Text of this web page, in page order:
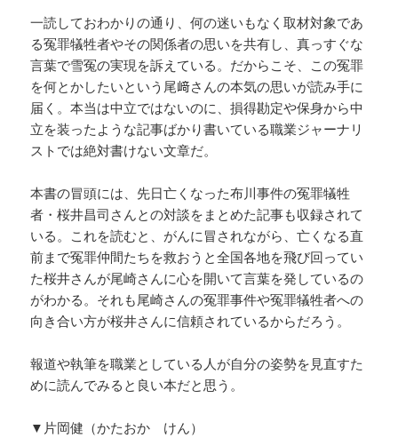
一読しておわかりの通り、何の迷いもなく取材対象であ
る冤罪犠牲者やその関係者の思いを共有し、真っすぐな
言葉で雪冤の実現を訴えている。だからこそ、この冤罪
を何とかしたいという尾﨑さんの本気の思いが読み手に
届く。本当は中立ではないのに、損得勘定や保身から中
立を装ったような記事ばかり書いている職業ジャーナリ
ストでは絶対書けない文章だ。
本書の冒頭には、先日亡くなった布川事件の冤罪犠牲
者・桜井昌司さんとの対談をまとめた記事も収録されて
いる。これを読むと、がんに冒されながら、亡くなる直
前まで冤罪仲間たちを救おうと全国各地を飛び回ってい
た桜井さんが尾崎さんに心を開いて言葉を発しているの
がわかる。それも尾崎さんの冤罪事件や冤罪犠牲者への
向き合い方が桜井さんに信頼されているからだろう。
報道や執筆を職業としている人が自分の姿勢を見直すた
めに読んでみると良い本だと思う。
▼片岡健（かたおか けん）